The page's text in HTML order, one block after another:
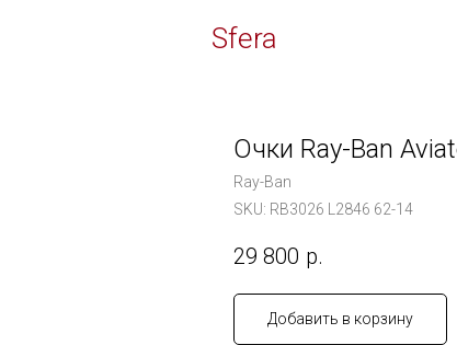
Sfera
Очки Ray-Ban
Ray-Ban
SKU: RB3026 L2846 62-14
29 800 р.
Добавить в корзину